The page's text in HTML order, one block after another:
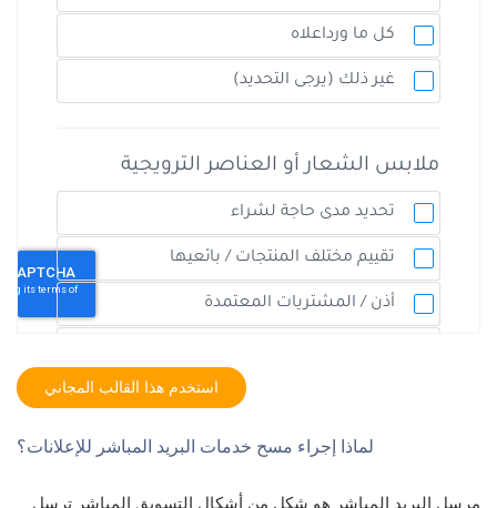
استخدم هذا القالب المجاني
لماذا إجراء مسح خدمات البريد المباشر للإعلانات؟
مرسل البريد المباشر هو شكل من أشكال التسويق المباشر ترسل